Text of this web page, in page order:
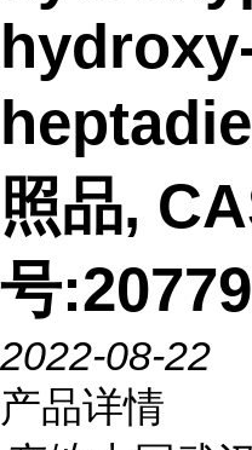
照品,
号
2022-08-22
产品详情